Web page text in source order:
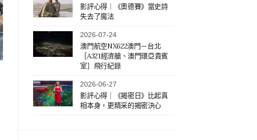
影評心得｜《奧德賽》當史詩
失去了魔法
2026-07-24
澳門航空NX622澳門－台北
［A321經濟艙、澳門環亞貴賓
室］飛行紀錄
2026-06-27
影評心得｜《揭密日》比起真
相本身，更精采的揭密決心